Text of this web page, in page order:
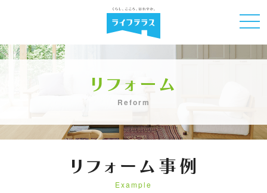
Reform
Example